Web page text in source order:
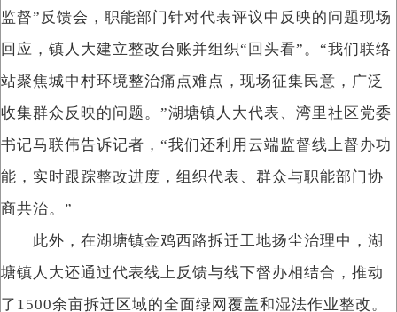
监督”反馈会，职能部门针对代表评议中反映的问题现场
回应，镇人大建立整改台账并组织“回头看”。“我们联络
站聚焦城中村环境整治痛点难点，现场征集民意，广泛
收集群众反映的问题。”湖塘镇人大代表、湾里社区党委
书记马联伟告诉记者，“我们还利用云端监督线上督办功
能，实时跟踪整改进度，组织代表、群众与职能部门协
商共治。”
此外，在湖塘镇金鸡西路拆迁工地扬尘治理中，湖
塘镇人大还通过代表线上反馈与线下督办相结合，推动
了1500余亩拆迁区域的全面绿网覆盖和湿法作业整改。